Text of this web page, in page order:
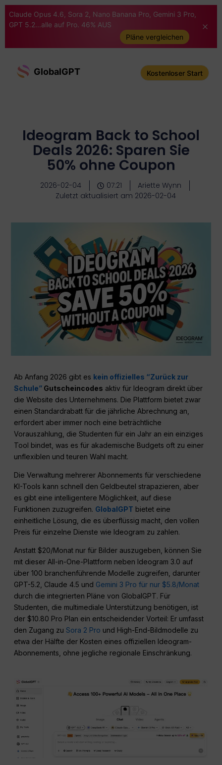
Claude Opus 4.6, Sora 2, Nano Banana Pro, Gemini 3 Pro,
GPT 5.2...alle auf Pro. 46% AUS
Pläne vergleichen
GlobalGPT Kostenloser Start
Ideogram Back to School
Deals 2026: Sparen Sie
50% ohne Coupon
2026-02-04 07:21
Ariette Wynn
Zuletzt aktualisiert am 2026-02-04
Ab Anfang 2026 gibt es kein offizielles “Zurück zur
Schule” Gutscheincodes aktiv für Ideogram direkt über
die Website des Unternehmens. Die Plattform bietet zwar
einen Standardrabatt für die jährliche Abrechnung an,
erfordert aber immer noch eine beträchtliche
Vorauszahlung, die Studenten für ein Jahr an ein einziges
Tool bindet, was es für akademische Budgets oft zu einer
unflexiblen und teuren Wahl macht.
Die Verwaltung mehrerer Abonnements für verschiedene
KI-Tools kann schnell den Geldbeutel strapazieren, aber
es gibt eine intelligentere Möglichkeit, auf diese
Funktionen zuzugreifen. GlobalGPT bietet eine
einheitliche Lösung, die es überflüssig macht, den vollen
Preis für einzelne Dienste wie Ideogram zu zahlen.
Anstatt $20/Monat nur für Bilder auszugeben, können Sie
mit dieser All-in-One-Plattform neben Ideogram 3.0 auf
über 100 branchenführende Modelle zugreifen, darunter
GPT-5.2, Claude 4.5 und Gemini 3 Pro für nur $5.8/Monat
durch die integrierten Pläne von GlobalGPT. Für
Studenten, die multimediale Unterstützung benötigen, ist
der $10.80 Pro Plan ein entscheidender Vorteil: Er umfasst
den Zugang zuSora 2 Pro und High-End-Bildmodelle zu
etwa der Hälfte der Kosten eines offiziellen Ideogram-
Abonnements, ohne jegliche regionale Einschränkung.